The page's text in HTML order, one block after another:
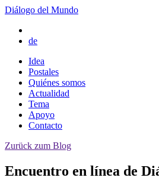
Diálogo del Mundo
de
Idea
Postales
Quiénes somos
Actualidad
Tema
Apoyo
Contacto
Zurück zum Blog
Encuentro en línea de